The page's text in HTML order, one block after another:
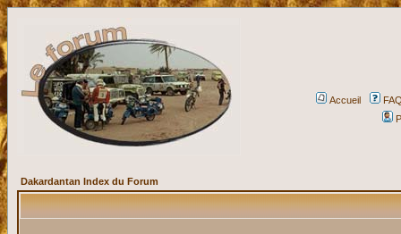
Accueil
Dakardantan Index du Forum